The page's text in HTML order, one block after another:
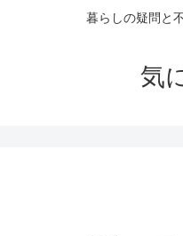
暮らしの疑問と
気